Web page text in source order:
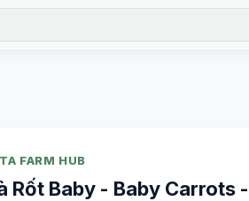
FARM HUB
Rốt Baby - Baby Carrots